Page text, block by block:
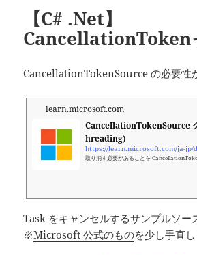
【C# .Net】
CancellationToken
CancellationTokenSource の必要性
learn.microsoft.com
CancellationTokenSource
hreading)
取り消す必要があることを
Task をキャンセルするサンプルソー
※Microsoft 公式のものを少し手直